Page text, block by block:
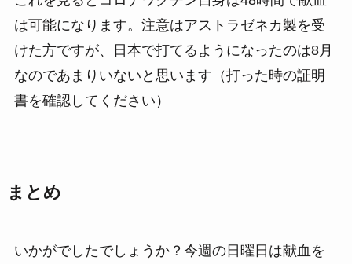
は可能になります。注意はアストラゼネカ製を受
けた方ですが、日本で打てるようになったのは8月
なのであまりいないと思います（打った時の証明
書を確認してください）
まとめ
いかがでしたでしょうか？今週の日曜日は献血を